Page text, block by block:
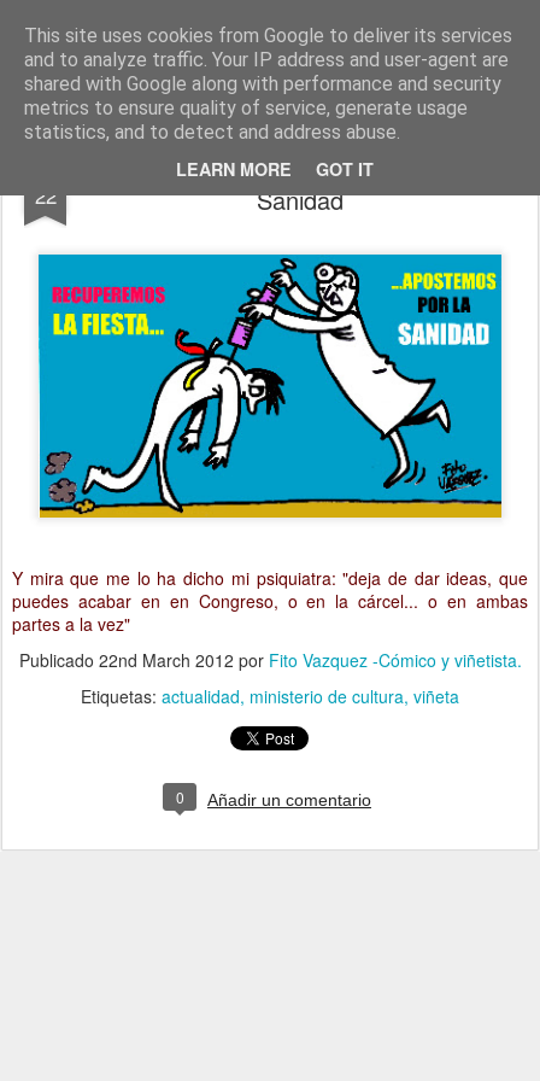
This site uses cookies from Google to deliver its services
and to analyze traffic. Your IP address and user-agent are
shared with Google along with performance and security
metrics to ensure quality of service, generate usage
statistics, and to detect and address abuse.
LEARN MORE GOT IT
Fito Vázquez Viñetas, viñetas y más viñetas.
Home Viñetas Quién soy
22
'Missterio' de Cultura&'Missterio' de
Sanidad
Y mira que me lo ha dicho mi psiquiatra: "deja de dar ideas, que
puedes acabar en en Congreso, o en la cárcel... o en ambas
partes a la vez"
Publicado 22nd March 2012 por Fito Vazquez -Cómico y viñetista.
Etiquetas: actualidad ministerio de cultura viñeta
0 Añadir un comentario